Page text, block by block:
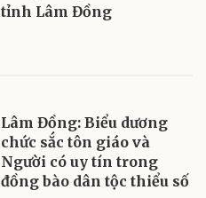
tỉnh Lâm Đồng
Lâm Đồng: Biểu dương
chức sắc tôn giáo và
Người có uy tín trong
đồng bào dân tộc thiểu số